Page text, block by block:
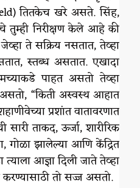
तितकेच खरे असते. सिंह,
तुम्ही निरीक्षण केले आहे की
ते सक्रिय नसतात, तेव्हा
स्तब्ध असतात. एखादा
पाहत असतो तेव्हा
“किती अस्वस्थ आहात
प्रशांत वातावरणात
ताकद, ऊर्जा, शारीरिक
गोळा झालेल्या आणि केंद्रित
आज्ञा दिली जाते तेव्हा
करण्यासाठी तो सज्ज असतो.